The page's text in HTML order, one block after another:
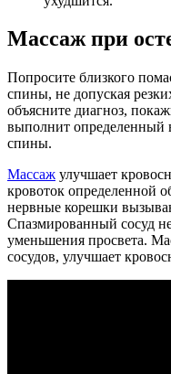
Массаж при
Попросите близкого
спины, не допуская
объясните диагноз,
выполнит определенный
спины.
Массаж улучшает
кровоток определенной
нервные корешки
Спазмированный сосуд
уменьшения просвета.
сосудов, улучшает